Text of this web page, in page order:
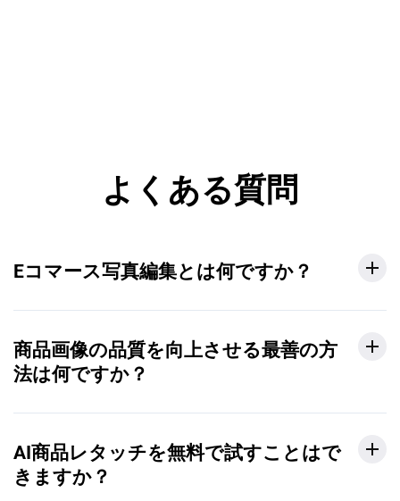
よくある質問
Eコマース写真編集とは何ですか？
商品画像の品質を向上させる最善の方
法は何ですか？
AI商品レタッチを無料で試すことはで
きますか？